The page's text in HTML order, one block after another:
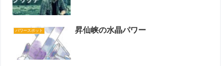
パワースポット 昇仙峡の水晶パワー